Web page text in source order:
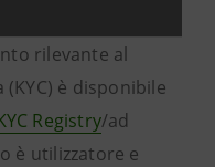
rilevante al
è disponibile
Registry/ad
è utilizzatore e